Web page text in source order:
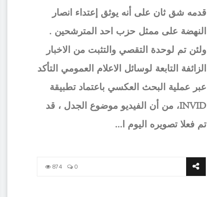
قدمه شق ثان على أنه يوثق إعتداء انصار
النهضة على ممثل حزب احد المترشحين .
ولئن تم لوحدة التقصي والتثبت من الاخبار
الزائفة التابعة لوسائل الاعلام العمومي التأكد
عبر عملية البحث العكسي باعتماد تطبيقة
INVID، من أن الفيديو موضوع الجدل ، قد
تم فعلا تصويره اليوم ا...
874 0